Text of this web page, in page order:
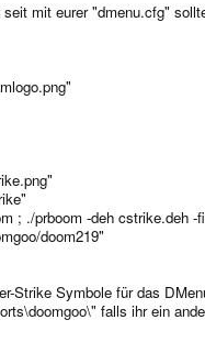
mit eurer "dmenu.cfg"
; ./prboom -deh cstrike.deh -
doom219"
Strike Symbole für das
falls ihr ein